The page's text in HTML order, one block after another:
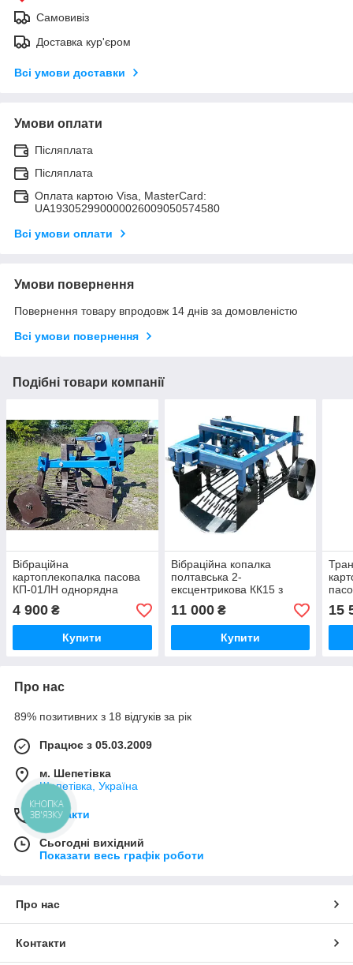
Самовивіз
Доставка кур'єром
Всі умови доставки
Умови оплати
Післяплата
Післяплата
Оплата картою Visa, MasterCard:
UA193052990000026009050574580
Всі умови оплати
Умови повернення
Повернення товару впродовж 14 днів за домовленістю
Всі умови повернення
Подібні товари компанії
Вібраційна
картоплекопалка пасова
КП-01ЛН однорядна
лівостороння
одноексцентрикова до
мотоблока
4 900 ₴
Купити
Вібраційна копалка
полтавська 2-
ексцентрикова КК15 з
карданним валом в
комплекті до мотоблока
«Мотор Січ»
11 000₴
Купити
15
Про нас
89% позитивних з 18 відгуків за рік
Працює з 05.03.2009
м. Шепетівка
Шепетівка, Україна
Контакти
Сьогодні вихідний
Показати весь графік роботи
Про нас
Контакти
КНОПКА
ЗВ'ЯЗКУ